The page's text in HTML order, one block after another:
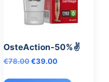
OsteAction-50%✌️
€78.00Izvirna
€39.00Trenutna